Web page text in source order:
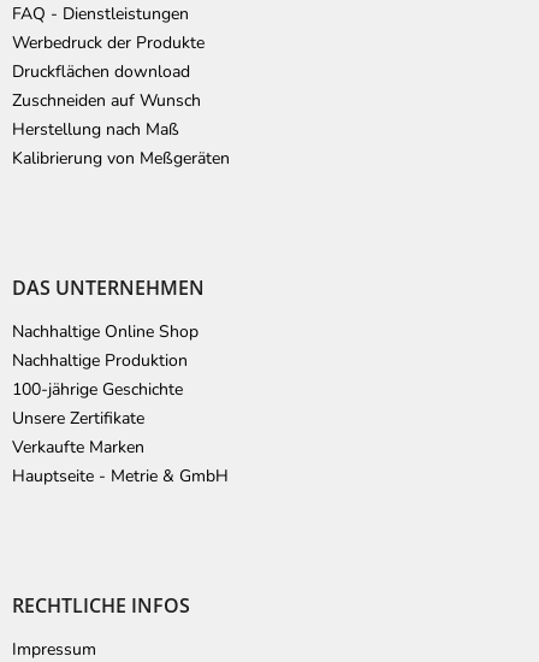
FAQ - Dienstleistungen
Werbedruck der Produkte
Druckflächen download
Zuschneiden auf Wunsch
Herstellung nach Maß
Kalibrierung von Meßgeräten
DAS UNTERNEHMEN
Nachhaltige Online Shop
Nachhaltige Produktion
100-jährige Geschichte
Unsere Zertifikate
Verkaufte Marken
Hauptseite - Metrie & GmbH
RECHTLICHE INFOS
Impressum